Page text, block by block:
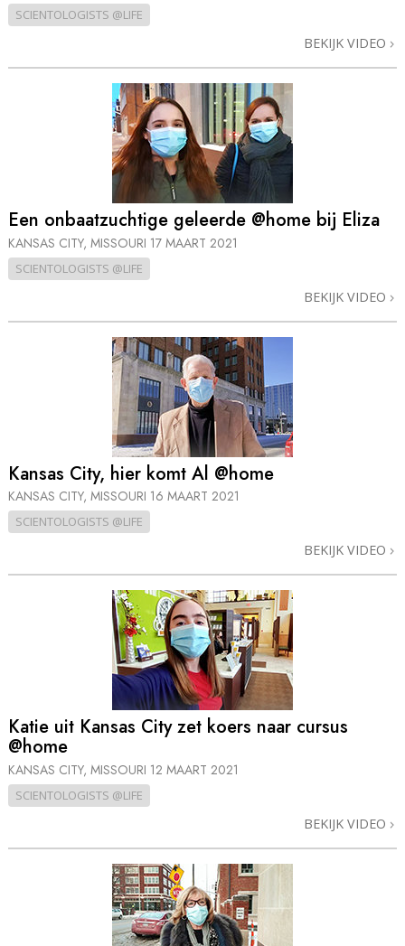
SCIENTOLOGISTS @LIFE
BEKIJK VIDEO
Een onbaatzuchtige geleerde @home bij Eliza
KANSAS CITY, MISSOURI 17 MAART 2021
SCIENTOLOGISTS @LIFE
BEKIJK VIDEO
Kansas City, hier komt Al @home
KANSAS CITY, MISSOURI 16 MAART 2021
SCIENTOLOGISTS @LIFE
BEKIJK VIDEO
Katie uit Kansas City zet koers naar cursus
@home
KANSAS CITY, MISSOURI 12 MAART 2021
SCIENTOLOGISTS @LIFE
BEKIJK VIDEO